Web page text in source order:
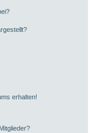
erhalten!